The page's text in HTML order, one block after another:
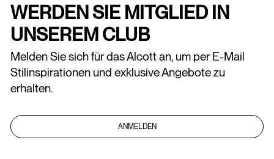
WERDEN SIE MITGLIED IN
UNSEREM CLUB
Melden Sie sich für das Alcott an, um per E-Mail
Stilinspirationen und exklusive Angebote zu
erhalten.
ANMELDEN